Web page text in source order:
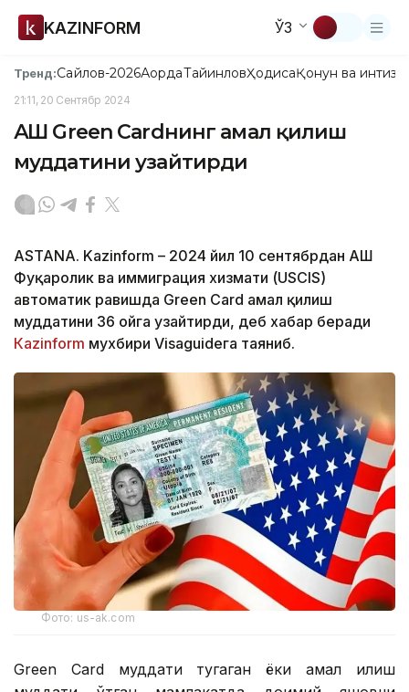
KAZINFORM ЎЗ
Тренд:Сайлов-2026АқордаТайинловҲодисаҚонун ва
21:11, 20 Сентябр 2024
АҚШ Green Cardнинг амал қилиш
муддатини узайтирди
ASTANA. Kazinform – 2024 йил 10 сентябрдан АҚШ
Фуқаролик ва иммиграция хизмати (USCIS)
автоматик равишда Green Card амал қилиш
муддатини 36 ойга узайтирди, деб хабар беради
Кazinform мухбири Visaguideга таяниб.
Фото: us-ak.com
Green Card муддати тугаган ёки амал қилиш